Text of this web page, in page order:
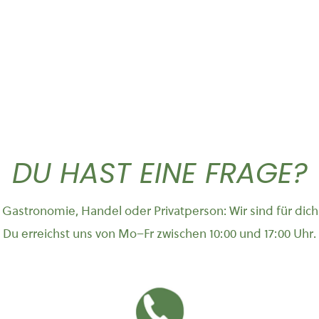
DU HAST EINE FRAGE?
Handel oder Privatperson: Wir sind für
Du erreichst uns von Mo–Fr zwischen 10:00 und 17:00 Uhr.